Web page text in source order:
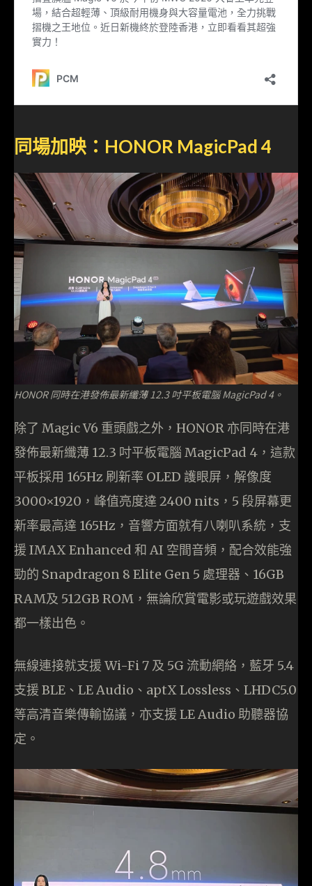
同場加映：HONOR MagicPad 4
HONOR 同時在港發佈最新纖薄 12.3 吋平板電腦 MagicPad 4。
除了 Magic V6 重頭戲之外，HONOR 亦同時在港
發佈最新纖薄 12.3 吋平板電腦 MagicPad 4，這款
平板採用 165Hz 刷新率 OLED 護眼屏，解像度
3000×1920，峰值亮度達 2400 nits，5 段屏幕更
新率最高達 165Hz，音響方面就有八喇叭系統，支
援 IMAX Enhanced 和 AI 空間音頻，配合效能強
勁的 Snapdragon 8 Elite Gen 5 處理器、16GB
RAM及 512GB ROM，無論欣賞電影或玩遊戲效果
都一樣出色。
無線連接就支援 Wi-Fi 7 及 5G 流動網絡，藍牙 5.4
支援 BLE、LE Audio、aptX Lossless、LHDC5.0
等高清音樂傳輸協議，亦支援 LE Audio 助聽器協
定。